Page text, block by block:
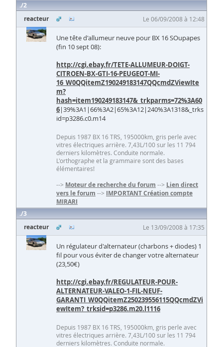
2
reacteur
Le 06/09/2008 à 12:48
Une tête d'allumeur neuve pour BX 16 SOupapes
(fin 10 sept 08):
http://cgi.ebay.fr/TETE-ALLUMEUR-DOIGT-
CITROEN-BX-GTI-16-PEUGEOT-MI-
16_W0QQitemZ190249183147QQcmdZViewIte
m?
hash=item190249183147&_trkparms=72%3A60
6|39%3A1|66%3A2|65%3A12|240%3A1318&_trks
id=p3286.c0.m14
Depuis 1987 BX 16 TRS, 195000km, gris perle avec
vitres électriques arrière. 7,43L/100 sur les 11 794
derniers kilomètres. Conduite normale.
L'orthographe et la grammaire sont des bases
élémentaires!
--> Moteur de recherche du forum --> Lien direct
vers le forum --> IMPORTANT Création compte
MIRARI
3
reacteur
Le 13/09/2008 à 17:35
Un régulateur d'alternateur (charbons + diodes) 1
fil pour vous éviter de changer votre alternateur
(23,50€)
http://cgi.ebay.fr/REGULATEUR-POUR-
ALTERNATEUR-VALEO-1-FIL-NEUF-
GARANTI_W0QQitemZ250239556115QQcmdZVi
ewItem?_trksid=p3286.m20.l1116
Depuis 1987 BX 16 TRS, 195000km, gris perle avec
vitres électriques arrière. 7,43L/100 sur les 11 794
derniers kilomètres. Conduite normale.